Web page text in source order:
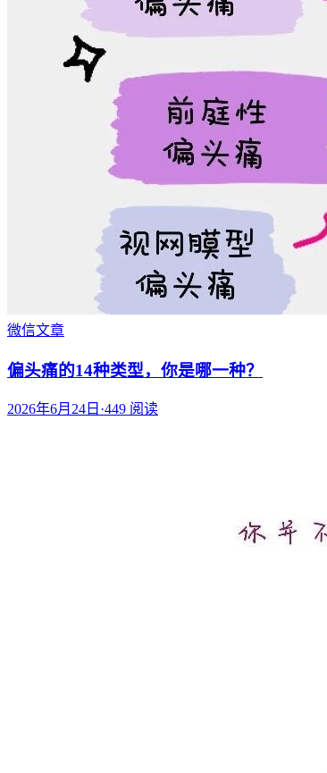
微信文章
偏头痛的14种类型，你是哪一种？
2026年6月24日 ·449 阅读